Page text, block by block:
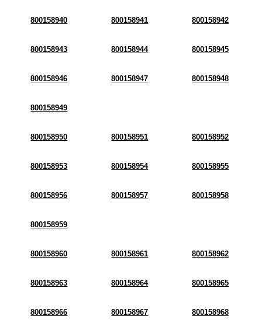
800158940 800158941 800158942
800158943 800158944 800158945
800158946 800158947 800158948
800158949
800158950 800158951 800158952
800158953 800158954 800158955
800158956 800158957 800158958
800158959
800158960 800158961 800158962
800158963 800158964 800158965
800158966 800158967 800158968